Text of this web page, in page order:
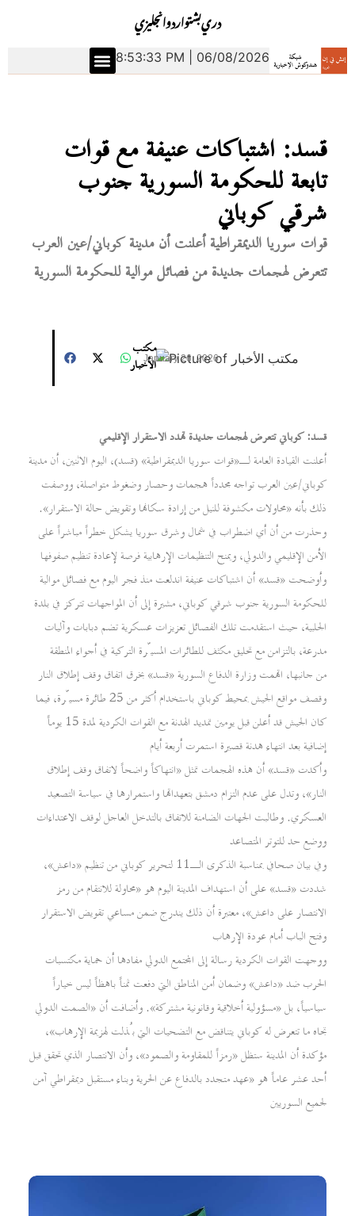
انجليزياردوبشتودري
8:53:34 PM | 06/08/2026
قسد: اشتباكات عنيفة مع قوات
تابعة للحكومة السورية جنوب
شرقي كوباني
قوات سوريا الديمقراطية أعلنت أن مدينة كوباني/عين العرب
تتعرض لهجمات جديدة من فصائل موالية للحكومة السورية
مكتب
الأخبارJanuary 26, 2026
قسد: كوباني تتعرض لهجمات جديدة تهدد الاستقرار الإقليمي
أعلنت القيادة العامة لـ«قوات سوريا الديمقراطية» (قسد)، اليوم الاثنين، أن مدينة
كوباني/عين العرب تواجه مجدداً هجمات وحصار وضغوط متواصلة، ووصفت
ذلك بأنه «محاولات مكشوفة للنيل من إرادة سكانها وتقويض حالة الاستقرار».
وحذرت من أن أي اضطراب في شمال وشرق سوريا يشكل خطراً مباشراً على
الأمن الإقليمي والدولي، ويمنح التنظيمات الإرهابية فرصة لإعادة تنظيم صفوفها
وأوضحت «قسد» أن اشتباكات عنيفة اندلعت منذ فجر اليوم مع فصائل موالية
للحكومة السورية جنوب شرقي كوباني، مشيرة إلى أن المواجهات تتركز في بلدة
الجلبية، حيث استقدمت تلك الفصائل تعزيزات عسكرية تضم دبابات وآليات
مدرعة، بالتزامن مع تحليق مكثف للطائرات المسيّرة التركية في أجواء المنطقة
من جانبها، اتهمت وزارة الدفاع السورية «قسد» بخرق اتفاق وقف إطلاق النار
وقصف مواقع الجيش بمحيط كوباني باستخدام أكثر من 25 طائرة مسيّرة، فيما
كان الجيش قد أعلن قبل يومين تمديد الهدنة مع القوات الكردية لمدة 15 يوماً
إضافية بعد انتهاء هدنة قصيرة استمرت أربعة أيام
وأكدت «قسد» أن هذه الهجمات تمثل «انتهاكاً واضحاً لاتفاق وقف إطلاق
النار»، وتدل على عدم التزام دمشق بتعهداتها واستمرارها في سياسة التصعيد
العسكري. وطالبت الجهات الضامنة للاتفاق بالتدخل العاجل لوقف الاعتداءات
ووضع حد للتوتر المتصاعد
وفي بيان صحافي بمناسبة الذكرى الـ11 لتحرير كوباني من تنظيم «داعش»،
شددت «قسد» على أن استهداف المدينة اليوم هو «محاولة للانتقام من رمز
الانتصار على داعش»، معتبرة أن ذلك يندرج ضمن مساعي تقويض الاستقرار
وفتح الباب أمام عودة الإرهاب
ووجهت القوات الكردية رسالة إلى المجتمع الدولي مفادها أن حماية مكتسبات
الحرب ضد «داعش» وضمان أمن المناطق التي دفعت ثمناً باهظاً ليس خياراً
سياسياً، بل «مسؤولية أخلاقية وقانونية مشتركة». وأضافت أن «الصمت الدولي
تجاه ما تتعرض له كوباني يتناقض مع التضحيات التي بُذلت لهزيمة الإرهاب»،
مؤكدة أن المدينة ستظل «رمزاً للمقاومة والصمود»، وأن الانتصار الذي تحقق قبل
أحد عشر عاماً هو «عهد متجدد بالدفاع عن الحرية وبناء مستقبل ديمقراطي آمن
لجميع السوريين